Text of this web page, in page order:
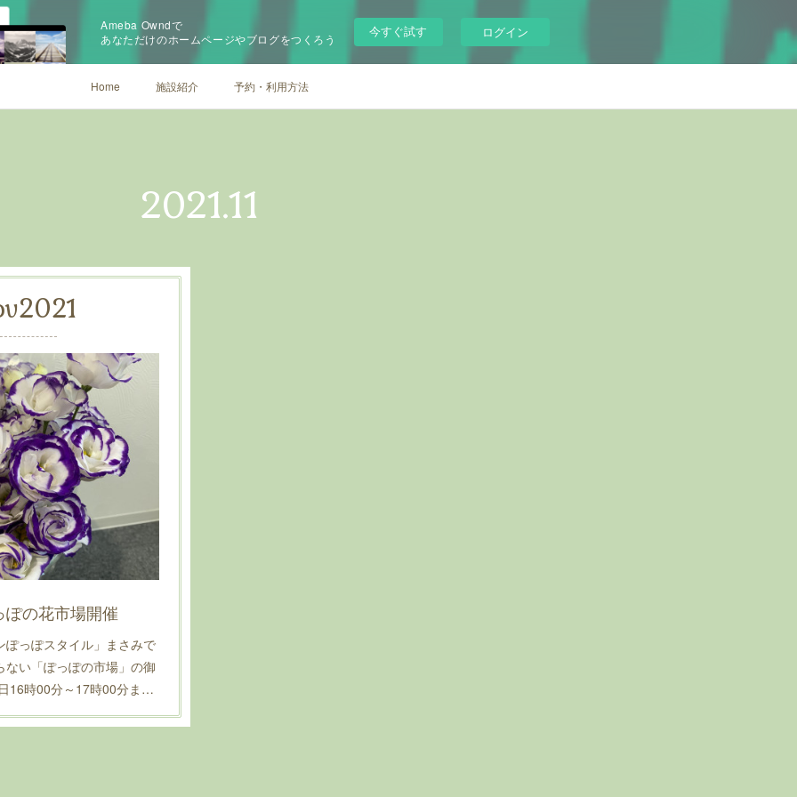
Ameba Owndで
あなただけのホームページやブログをつくろう
今すぐ試す ログイン
Home 施設紹介 予約・利用方法
2021.11
2021
の花市場開催
っぽスタイル」まさみで
い「ぽっぽの市場」の御
16時00分～17時00分ま…